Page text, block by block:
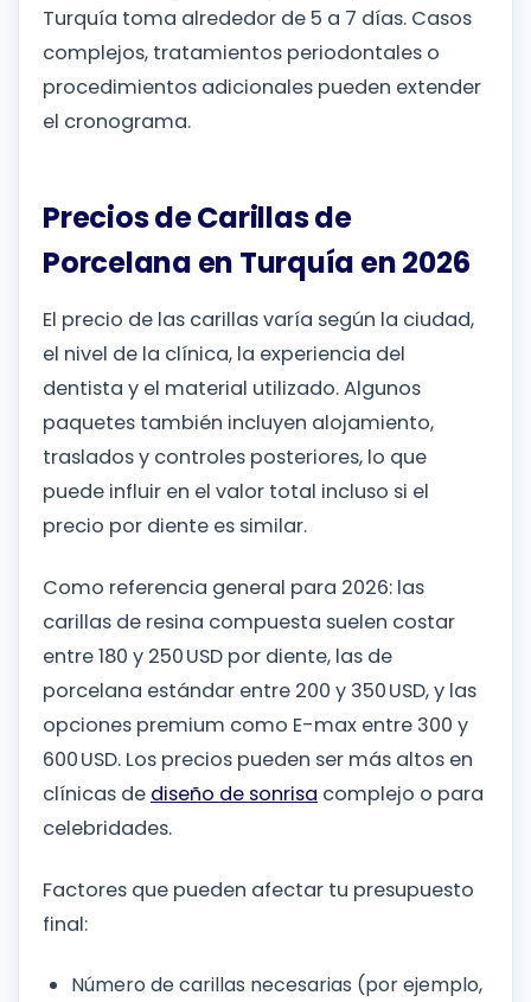
Turquía toma alrededor de 5 a 7 días. Casos
complejos, tratamientos periodontales o
procedimientos adicionales pueden extender
el cronograma.
Precios de Carillas de
Porcelana en Turquía en 2026
El precio de las carillas varía según la ciudad,
el nivel de la clínica, la experiencia del
dentista y el material utilizado. Algunos
paquetes también incluyen alojamiento,
traslados y controles posteriores, lo que
puede influir en el valor total incluso si el
precio por diente es similar.
Como referencia general para 2026: las
carillas de resina compuesta suelen costar
entre 180 y 250 USD por diente, las de
porcelana estándar entre 200 y 350 USD, y las
opciones premium como E-max entre 300 y
600 USD. Los precios pueden ser más altos en
clínicas de diseño de sonrisa complejo o para
celebridades.
Factores que pueden afectar tu presupuesto
final:
Número de carillas necesarias (por ejemplo,